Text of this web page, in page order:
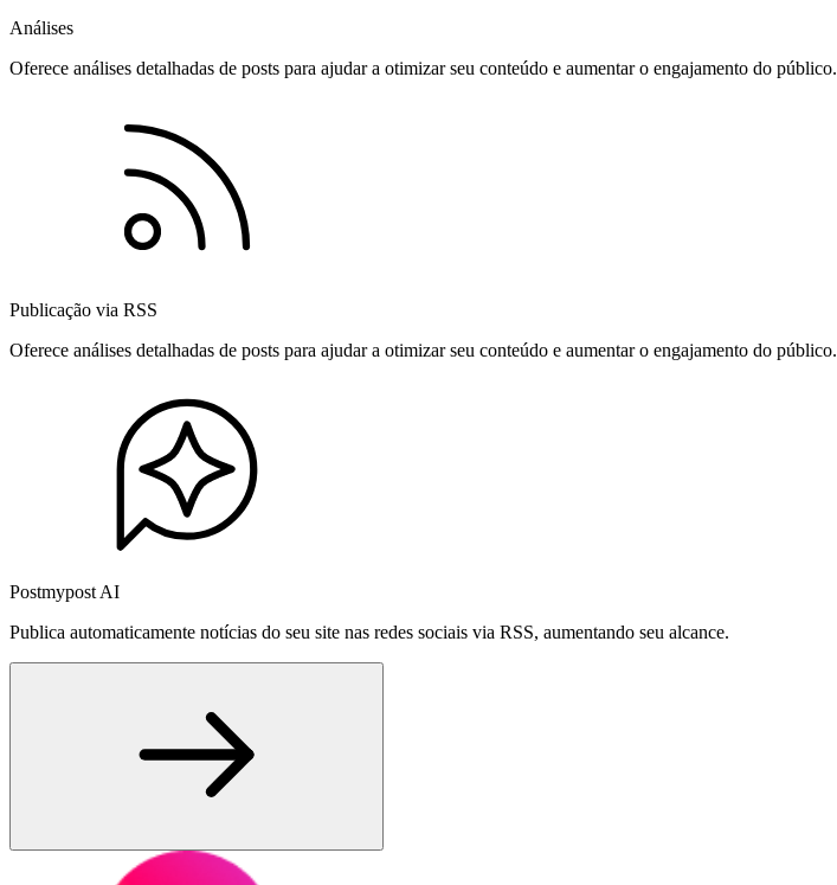
Análises
Oferece análises detalhadas de posts para ajudar a otimizar seu conteúdo e aumentar o engajamento do público.
Publicação via RSS
Oferece análises detalhadas de posts para ajudar a otimizar seu conteúdo e aumentar o engajamento do público.
Postmypost AI
Publica automaticamente notícias do seu site nas redes sociais via RSS, aumentando seu alcance.